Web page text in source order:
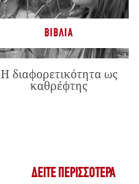
ΒΙΒΛΊΑ
Η διαφορετικότητα ως
καθρέφτης
ΔΕΊΤΕ ΠΕΡΙΣΣΌΤΕΡΑ